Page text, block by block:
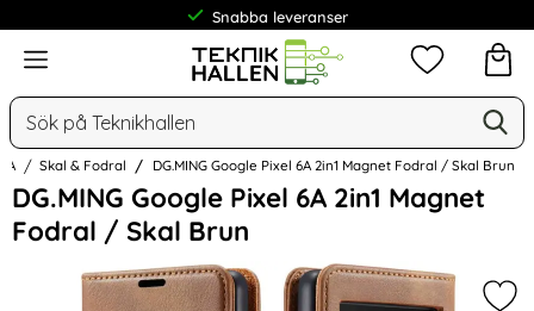
Frakt från 19 kr
Meny
Sök
Mina
Skal & Fodral DG.MING Google Pixel 6A 2in1 Magnet Fodral / Skal Brun
DG.MING Google Pixel 6A 2in1 Magnet
Fodral / Skal Brun
Hoppa
över
Bilder